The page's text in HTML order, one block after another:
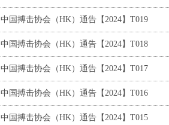
中国搏击协会（HK）通告【2024】T019
中国搏击协会（HK）通告【2024】T018
中国搏击协会（HK）通告【2024】T017
中国搏击协会（HK）通告【2024】T016
中国搏击协会（HK）通告【2024】T015